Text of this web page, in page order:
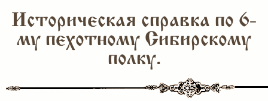
Историческая справка по 6-
му пехотному Сибирскому
полку.